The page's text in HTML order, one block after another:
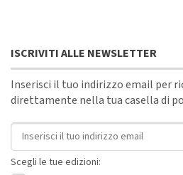
ISCRIVITI ALLE NEWSLETTER
Inserisci il tuo indirizzo email per
direttamente nella tua casella di
Indirizzo email
Scegli le tue edizioni: